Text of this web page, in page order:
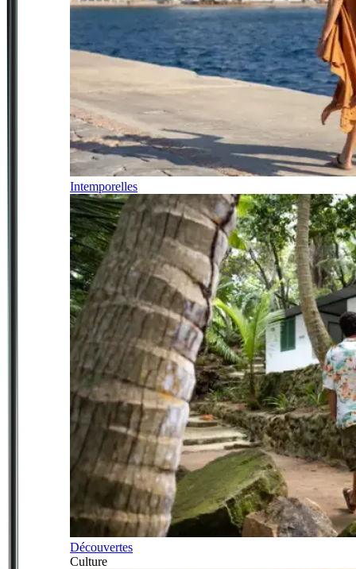
Intemporelles
Découvertes
Culture